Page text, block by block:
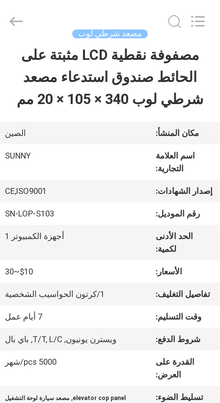
بيت
منتجات
أشرطة
فيديو
معلومات
المعمل
مراقبة
الجودة
SUNNY
مصعد شرطي لوب
مصفوفة نقطية LCD مثبتة على
الحائط صندوق استدعاء مصعد
شرطي لوب 340 × 105 × 20 مم
مكان المنشأ: الصين
اسم العلامة
التجارية:
SUNNY
إصدار الشهادات: CE,ISO9001
رقم الموديل: SN-LOP-S103
الحد الأدنى
لكمية:
أجهزة الكمبيوتر 1
الأسعار: $10~30
تفاصيل التغليف: 1/كرتون الحواسيب الشخصية
وقت التسليم: 7 أيام عمل
شروط الدفع: ويسترن يونيون, T/T, L/C, باي بال
القدرة على
العرض:
5000 pcs/شهر
تسليط الضوء: elevator cop panel
, مصعد سيارة لوحة التشغيل